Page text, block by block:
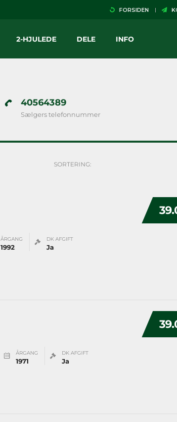
FORSIDEN
2-HJULEDE DELE INFO
40564389
Sælgers telefonnummer
SORTERING:
ÅRGANG
1992
DK AFGIFT
Ja
ÅRGANG
1971
DK AFGIFT
Ja